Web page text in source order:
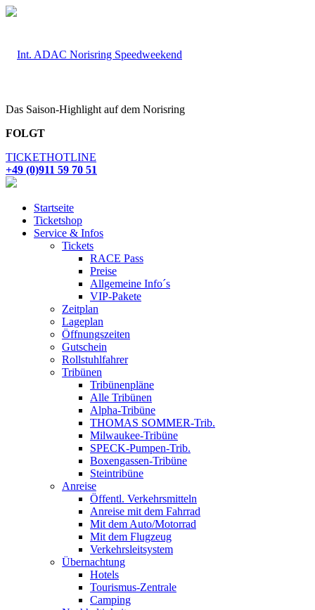
Das Saison-Highlight auf dem Norisring
FOLGT
TICKETHOTLINE
+49 (0)911 59 70 51
Startseite
Ticketshop
Service & Infos
Tickets
RACE Pass
Preise
Allgemeine Info´s
VIP-Pakete
Zeitplan
Lageplan
Öffnungszeiten
Gutschein
Rollstuhlfahrer
Tribünen
Tribünenpläne
Alle Tribünen
Alpha-Tribüne
THOMAS SOMMER-Trib.
Milwaukee-Tribüne
SPECK-Pumpen-Trib.
Boxengassen-Tribüne
Steintribüne
Anreise
Öffentl. Verkehrsmitteln
Anreise mit dem Fahrrad
Mit dem Auto/Motorrad
Mit dem Flugzeug
Verkehrsleitsystem
Übernachtung
Hotels
Tourismus-Zentrale
Camping